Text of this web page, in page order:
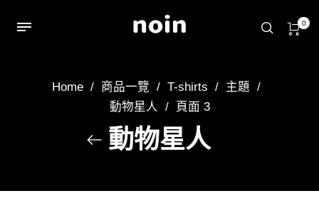
0
Home / 商品一覽 / T-shirts / 主題 /
動物星人
/ 頁面 3
動物星人